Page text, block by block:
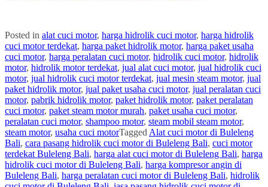
Posted in alat cuci motor, harga hidrolik cuci motor, harga hidrolik
cuci motor terdekat, harga paket hidrolik motor, harga paket usaha
cuci motor, harga peralatan cuci motor, hidrolik cuci motor, hidrolik
motor, hidrolik motor terdekat, jual alat cuci motor, jual hidrolik cuci
motor, jual hidrolik cuci motor terdekat, jual mesin steam motor, jual
paket hidrolik motor, jual paket usaha cuci motor, jual peralatan cuci
motor, pabrik hidrolik motor, paket hidrolik motor, paket peralatan
cuci motor, paket steam motor murah, paket usaha cuci motor,
peralatan cuci motor, shampoo motor, steam mobil steam motor,
steam motor, usaha cuci motorTagged Alat cuci motor di Buleleng
Bali, cara pasang hidrolik cuci motor di Buleleng Bali, cuci motor
terdekat Buleleng Bali, harga alat cuci motor di Buleleng Bali, harga
hidrolik cuci motor di Buleleng Bali, harga kompresor angin di
Buleleng Bali, harga peralatan cuci motor di Buleleng Bali, hidrolik